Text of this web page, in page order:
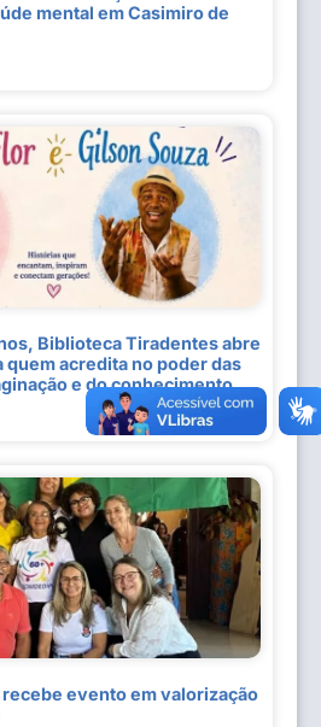
mental em Casimiro de
Biblioteca Tiradentes abre
quem acredita no poder das
e do conhecimento
recebe evento em valorização